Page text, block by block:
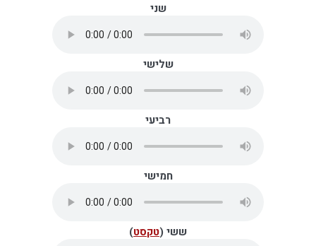
שני
שלישי
רביעי
חמישי
ששי (טקסט)